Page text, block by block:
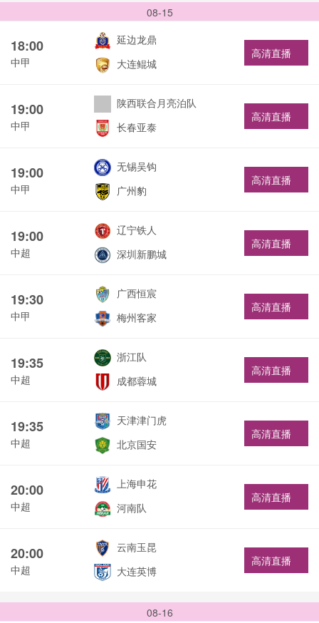
08-15
18:00
中甲
延边龙鼎
大连鲲城
高清直播
19:00
中甲
陕西联合月亮泊队
长春亚泰
高清直播
19:00
中甲
无锡吴钩
广州豹
高清直播
19:00
中超
辽宁铁人
深圳新鹏城
高清直播
19:30
中甲
广西恒宸
梅州客家
高清直播
19:35
中超
浙江队
成都蓉城
高清直播
19:35
中超
天津津门虎
北京国安
高清直播
20:00
中超
上海申花
河南队
高清直播
20:00
中超
云南玉昆
大连英博
高清直播
08-16